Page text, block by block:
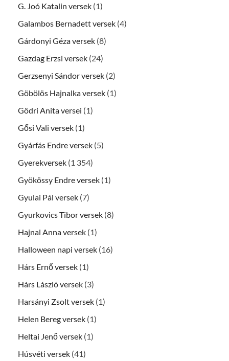
G. Joó Katalin versek (1)
Galambos Bernadett versek (4)
Gárdonyi Géza versek (8)
Gazdag Erzsi versek (24)
Gerzsenyi Sándor versek (2)
Göbölös Hajnalka versek (1)
Gödri Anita versei (1)
Gősi Vali versek (1)
Gyárfás Endre versek (5)
Gyerekversek (1 354)
Gyökössy Endre versek (1)
Gyulai Pál versek (7)
Gyurkovics Tibor versek (8)
Hajnal Anna versek (1)
Halloween napi versek (16)
Hárs Ernő versek (1)
Hárs László versek (3)
Harsányi Zsolt versek (1)
Helen Bereg versek (1)
Heltai Jenő versek (1)
Húsvéti versek (41)